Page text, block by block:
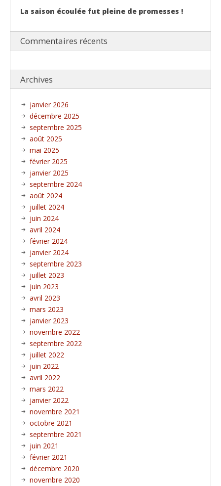
La saison écoulée fut pleine de promesses !
Commentaires récents
Archives
janvier 2026
décembre 2025
septembre 2025
août 2025
mai 2025
février 2025
janvier 2025
septembre 2024
août 2024
juillet 2024
juin 2024
avril 2024
février 2024
janvier 2024
septembre 2023
juillet 2023
juin 2023
avril 2023
mars 2023
janvier 2023
novembre 2022
septembre 2022
juillet 2022
juin 2022
avril 2022
mars 2022
janvier 2022
novembre 2021
octobre 2021
septembre 2021
juin 2021
février 2021
décembre 2020
novembre 2020